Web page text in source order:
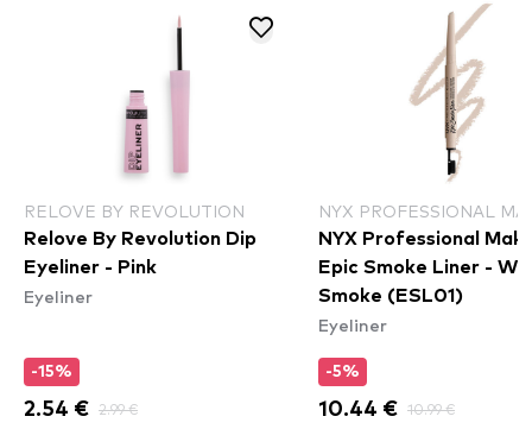
RELOVE BY REVOLUTION
Relove By Revolution Dip
Eyeliner - Pink
Eyeliner
-15%
2.54 € 2.99 €
NYX PROFESSIONAL
NYX Professional
Epic Smoke Liner -
Smoke (ESL01)
Eyeliner
-5%
10.44 € 10.99 €